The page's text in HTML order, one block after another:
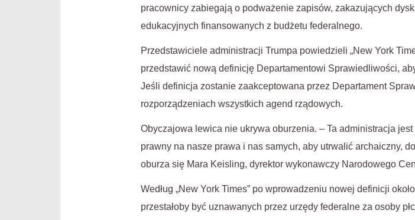
pracownicy zabiegają o podważenie zapisów, zakazujących
edukacyjnych finansowanych z budżetu federalnego.
Przedstawiciele administracji Trumpa powiedzieli „New York
przedstawić nową definicję Departamentowi Sprawiedliwości,
Jeśli definicja zostanie zaakceptowana przez Departament
rozporządzeniach wszystkich agend rządowych.
Obyczajowa lewica nie ukrywa oburzenia. – Ta administracja
prawny na nasze prawa i nas samych, aby utrwalić archaiczny,
oburza się Mara Keisling, dyrektor wykonawczy Narodowego
Według „New York Times” po wprowadzeniu nowej definicji
przestałoby być uznawanych przez urzędy federalne za osoby